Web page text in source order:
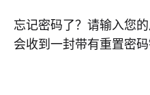
忘记密码了？请输入您
会收到一封带有重置密码